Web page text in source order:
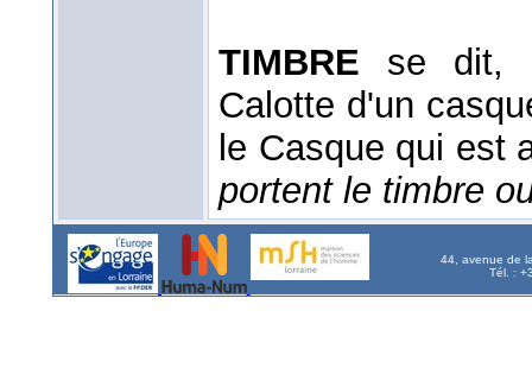
TIMBRE se dit,
Calotte d'un
le Casque qui est
portent le timbre
44, avenue de
Tél. :